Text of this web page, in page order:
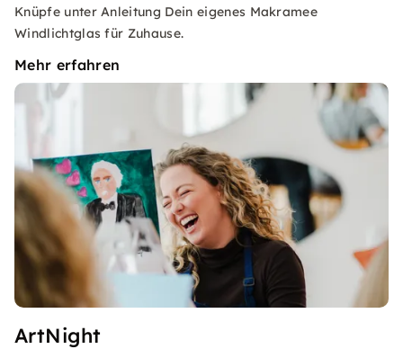
Knüpfe unter Anleitung Dein eigenes Makramee
Windlichtglas für Zuhause.
Mehr erfahren
ArtNight